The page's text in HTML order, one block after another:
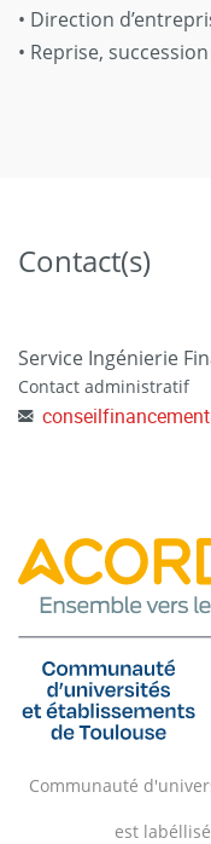
• Direction
• Reprise,
Contact(s)
Service Ingénierie
Contact administratif
conseilfinancement
Communauté
est